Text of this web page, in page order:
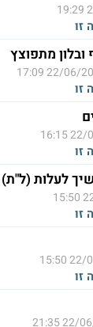
זו
ובלון מתפוצץ
22/06/2020
זו
22/
זו
לעלות (ל"ת)
זו
22/
זו
22/06/